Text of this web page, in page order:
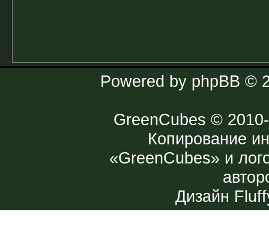
Powered by phpBB ©
GreenCubes ©
Копирование
«GreenCubes» и
Дизайн